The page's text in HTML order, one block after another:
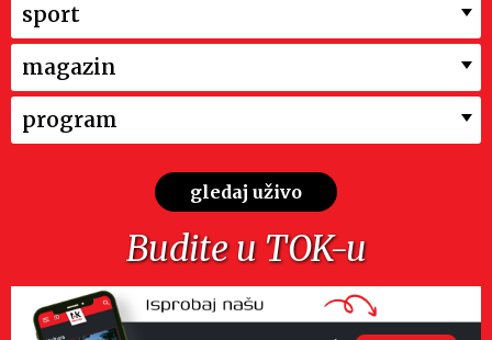
sport
magazin
program
gledaj uživo
Budite u TOK-u